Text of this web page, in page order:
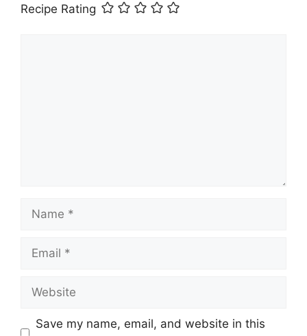
Recipe Rating
Name
Email
Website
Save my name, email, and website in this